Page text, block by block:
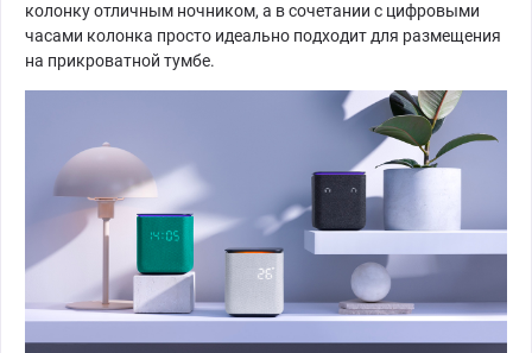
колонку отличным ночником, а в сочетании с цифровыми
часами колонка просто идеально подходит для размещения
на прикроватной тумбе.